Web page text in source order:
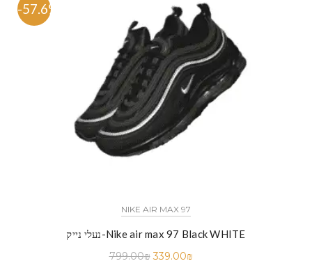
-57.6%
NIKE AIR MAX 97
נעלי נייק-Nike air max 97 Black WHITE
799.00₪ 339.00₪